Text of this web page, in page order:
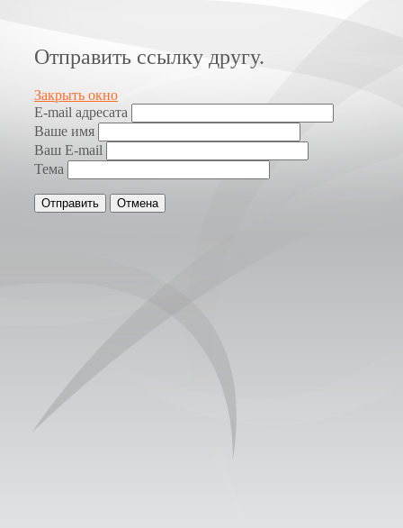
Отправить ссылку другу.
Закрыть окно
E-mail адресата
Ваше имя
Ваш E-mail
Тема
Отправить Отмена